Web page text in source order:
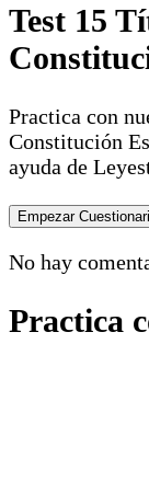
Test 15
Practica con
Constitución
ayuda de
No hay
Practica